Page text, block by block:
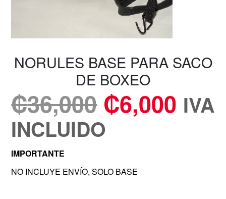
NORULES BASE PARA SACO
DE BOXEO
₡36,000 ₡6,000 IVA
INCLUIDO
IMPORTANTE
NO INCLUYE ENVÍO, SOLO BASE